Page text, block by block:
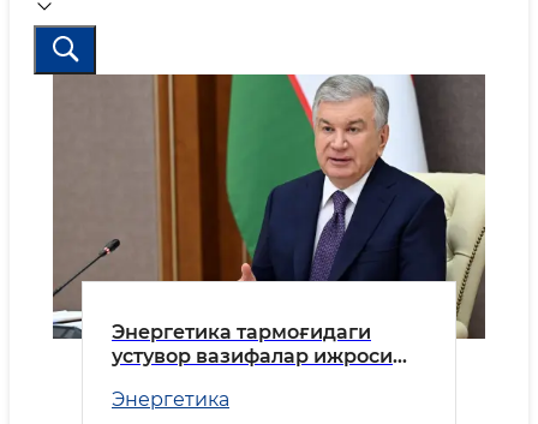
Энергетика тармоғидаги
устувор вазифалар ижроси
Энергетика